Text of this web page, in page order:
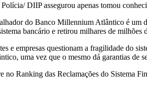
DIIP assegurou apenas tomou
do Banco Millennium Atlântico é um
bancário e retirou milhares de milhões
e empresas questionam a fragilidade do
uma vez que o mesmo dá garantias de
no Ranking das Reclamações do Sistema